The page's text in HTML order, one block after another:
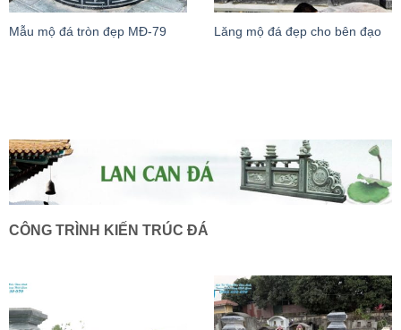
Mẫu mộ đá tròn đẹp MĐ-79 Lăng mộ đá đẹp cho bên đạo
CÔNG TRÌNH KIẾN TRÚC ĐÁ